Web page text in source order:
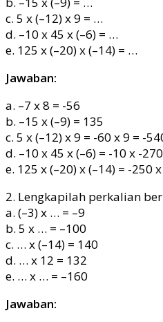
c. 5 x (–12) x 9 = …
d. –10 x 45 x (–6) = …
e. 125 x (–20) x (–14) = …
Jawaban:
a. –7 x 8 = -56
b. –15 x (–9) = 135
c. 5 x (–12) x 9 = -60 x 9 = -
d. –10 x 45 x (–6) = -10 x -
e. 125 x (–20) x (–14) = -250
2. Lengkapilah perkalian
a. (–3) x … = –9
b. 5 x … = –100
c. … x (–14) = 140
d. … x 12 = 132
e. … x … = –160
Jawaban: